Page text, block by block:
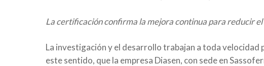
La certificación confirma la mejora continua para reducir
La investigación y el desarrollo trabajan a toda velocidad
este sentido, que la empresa Diasen, con sede en